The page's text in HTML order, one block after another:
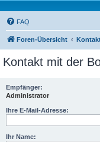
FAQ
Foren-Übersicht
Kontakt mit der
Empfänger:
Administrator
Ihre E-Mail-Adresse:
Ihr Name: